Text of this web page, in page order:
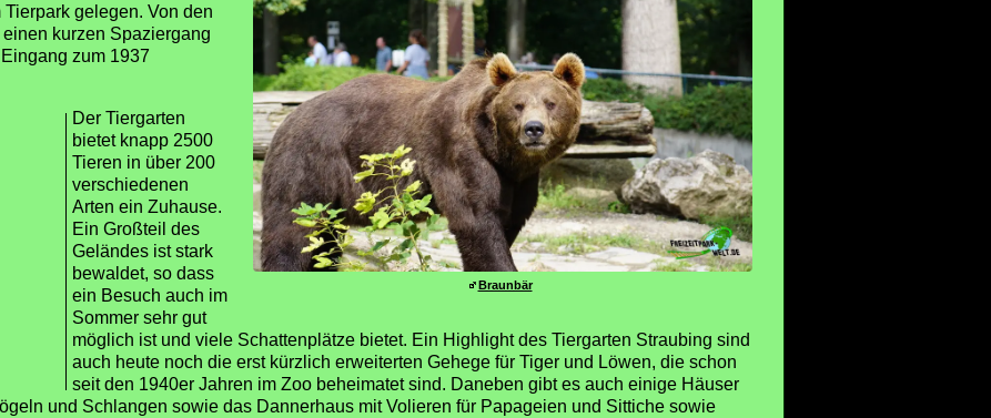
Braunbär
gelegen. Von den
kurzen Spaziergang
zum 1937
Der Tiergarten
bietet knapp 2500
Tieren in über 200
verschiedenen
Arten ein Zuhause.
Ein Großteil des
Geländes ist stark
bewaldet, so dass
ein Besuch auch im
Sommer sehr gut
möglich ist und viele Schattenplätze bietet. Ein Highlight des Tiergarten Straubing sind
auch heute noch die erst kürzlich erweiterten Gehege für Tiger und Löwen, die schon
seit den 1940er Jahren im Zoo beheimatet sind. Daneben gibt es auch einige Häuser
und Schlangen sowie das Dannerhaus mit Volieren für Papageien und Sittiche sowie